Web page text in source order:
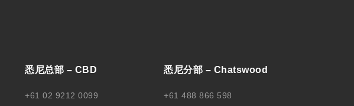
悉尼总部 – CBD
+61 02 9212 0099
悉尼分部 – Chatswood
+61 488 866 598